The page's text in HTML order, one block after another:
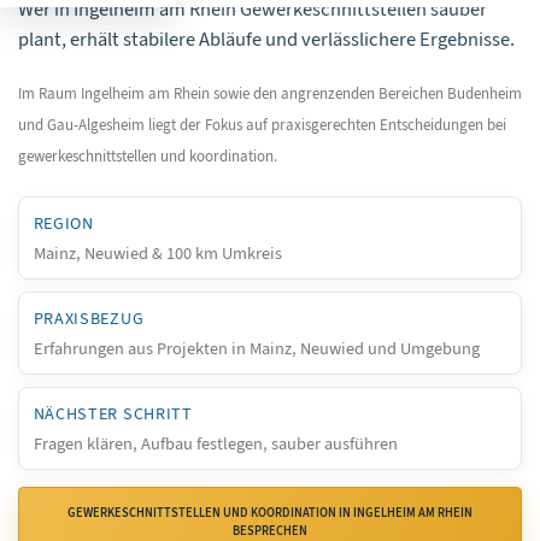
Wer in Ingelheim am Rhein Gewerkeschnittstellen sauber
plant, erhält stabilere Abläufe und verlässlichere Ergebnisse.
Im Raum Ingelheim am Rhein sowie den angrenzenden Bereichen Budenheim
und Gau-Algesheim liegt der Fokus auf praxisgerechten Entscheidungen bei
gewerkeschnittstellen und koordination.
REGION
Mainz, Neuwied & 100 km Umkreis
PRAXISBEZUG
Erfahrungen aus Projekten in Mainz, Neuwied und Umgebung
NÄCHSTER SCHRITT
Fragen klären, Aufbau festlegen, sauber ausführen
GEWERKESCHNITTSTELLEN UND KOORDINATION IN INGELHEIM AM RHEIN
BESPRECHEN